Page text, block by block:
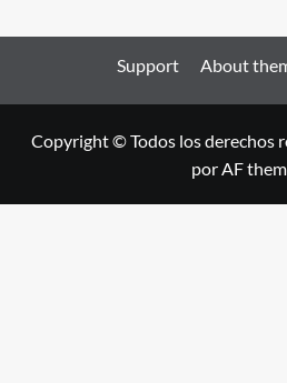
Support About
Copyright © Todos los derechos
por AF